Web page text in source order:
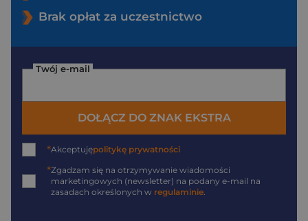
Brak opłat za uczestnictwo
Twój e-mail
DOŁĄCZ DO ZNAK EKSTRA
*Akceptujępolitykę prywatności
*Zgadzam się na otrzymywanie wiadomości
marketingowych (newsletter) na podany e-mail na
zasadach określonych w regulaminie